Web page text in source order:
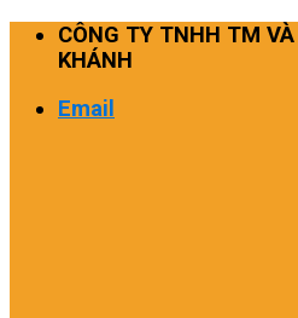
Skip
CÔNG TY TNHH TM
KHÁNH
Email